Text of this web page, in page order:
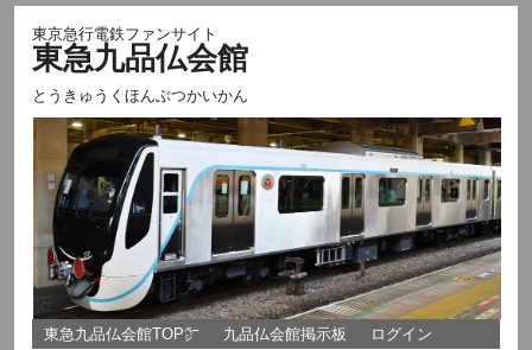
東京急行電鉄ファンサイト
東急九品仏会館
とうきゅうくほんぶつかいかん
東急九品仏会館TOP㌻ 九品仏会館掲示板 ログイン